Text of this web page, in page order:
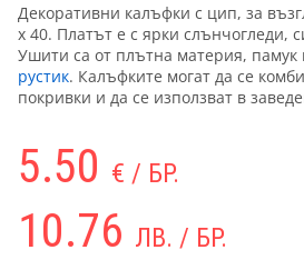
Декоративни калъфки с цип, за
х 40. Платът е с ярки слънчогледи,
Ушити са от плътна материя, памук
рустик. Калъфките могат да се
покривки и да се използват в
5.50 € / БР.
10.76 ЛВ. / БР.